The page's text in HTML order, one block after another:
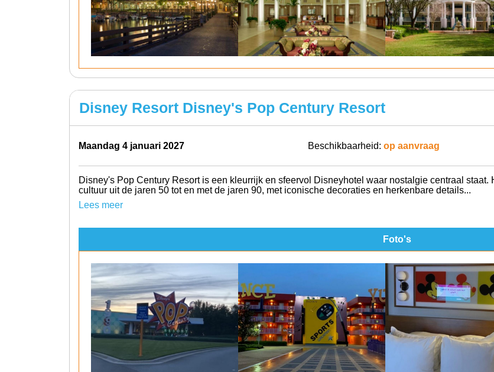
Disney Resort Disney's Pop Century Resort
maandag 4 januari 2027 Beschikbaarheid: op aanvraag
Disney's Pop Century Resort is een kleurrijk en sfeervol Disneyhotel waar nostalgie centraal
cultuur uit de jaren 50 tot en met de jaren 90, met iconische decoraties en herkenbare details...
Lees meer
Foto's